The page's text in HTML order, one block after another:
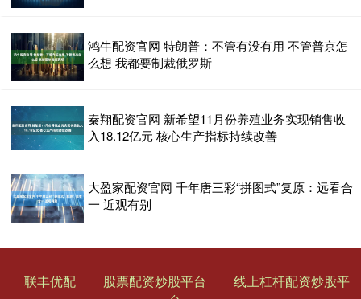
鸿牛配资官网 特朗普：不管有没有用 不管普京怎
么想 我都要制裁俄罗斯
秦翔配资官网 新希望11月份养殖业务实现销售收
入18.12亿元 核心生产指标持续改善
大盈家配资官网 千年唐三彩“拼图式”复原：远看合
一 近观有别
联丰优配 股票配资炒股平台
线上杠杆配资炒股平